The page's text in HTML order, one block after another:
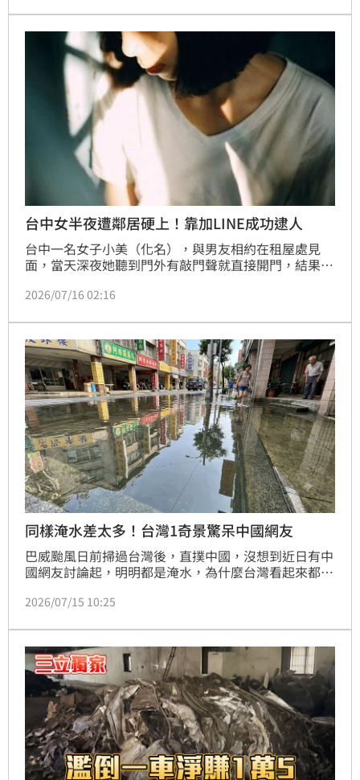
流氓」，涉嫌恐嚇3家清運業者，強索每噸600元「回
饋金」，3年間不法獲利576萬元。直到縣府強勢介入
後，標案終於順利決標，今（16）日首批30公噸垃圾
運離小琉球，現場更由縣府人員與警方全程駐點戒護，
外界解讀，此舉除了確保清運作業順利進行，也有防堵
「環保流氓」介入、滋擾的意味。
台中女半夜遭鄰居硬上！靠加LINE成功逮人
台中一名女子小美（化名），與男友相約在租屋處見
面，當天深夜她聽到門外有敲門聲就直接開門，結果慘
抗，慘遭對方硬上得逞。事後小美要求加好友，還要對
院審理後依強制性交罪，判處劉男3年6月徒刑；全案可
上訴。
2026/07/16 02:16
同樣淹水差太多！台灣1奇景驚呆中國網友
巴威颱風日前掃過台灣後，直撲中國，沒想到近日有中
國網友討論起，明明都是淹水，為什麼台灣看起來都沒
淨的嗎？」
2026/07/15 10:25